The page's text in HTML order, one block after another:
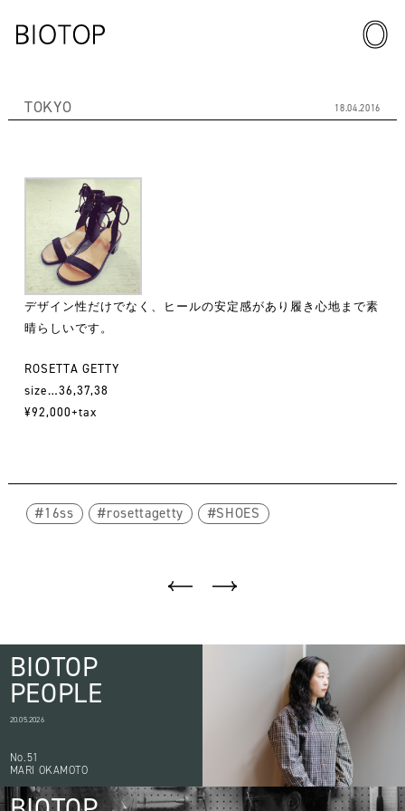
TOKYO 18.04.2016
デザイン性だけでなく、ヒールの安定感があり履き心地まで素
晴らしいです。
ROSETTA GETTY
size…36,37,38
¥92,000+tax
16ss rosettagetty SHOES
BIOTOP
PEOPLE
20.05.2026
No.51
MARI OKAMOTO